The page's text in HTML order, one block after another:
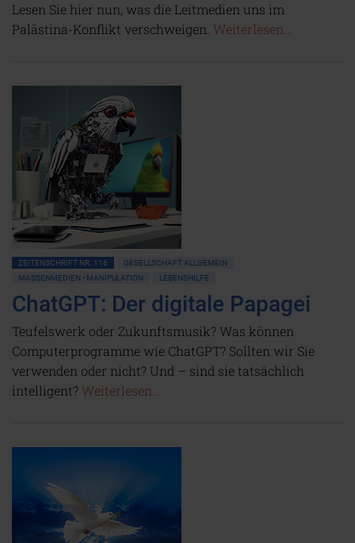
Lesen Sie hier nun, was die Leitmedien uns im
Palästina-Konflikt verschweigen. Weiterlesen...
ZEITENSCHRIFT NR. 116
GESELLSCHAFT ALLGEMEIN
MASSENMEDIEN • MANIPULATION
LEBENSHILFE
ChatGPT: Der digitale Papagei
Teufelswerk oder Zukunftsmusik? Was können
Computerprogramme wie ChatGPT? Sollten wir Sie
verwenden oder nicht? Und – sind sie tatsächlich
intelligent? Weiterlesen...